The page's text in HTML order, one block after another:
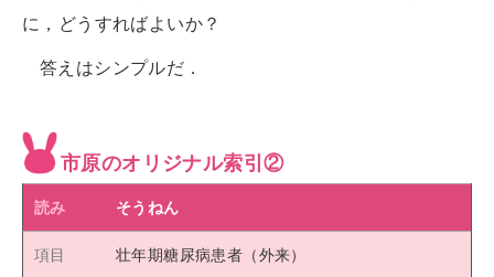
に，どうすればよいか？
答えはシンプルだ．
市原のオリジナル索引②
そうねん
壮年期糖尿病患者（外来）